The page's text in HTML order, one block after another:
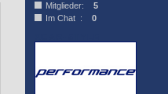
Mitglieder: 5
Im Chat : 0